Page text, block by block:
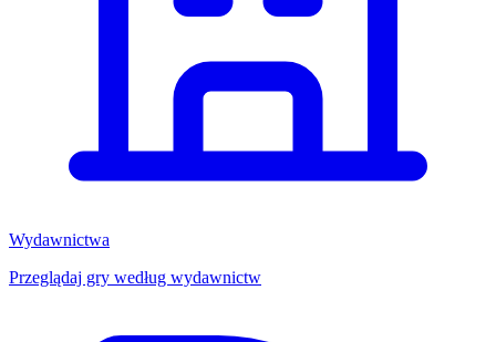
Wydawnictwa
Przeglądaj gry według wydawnictw